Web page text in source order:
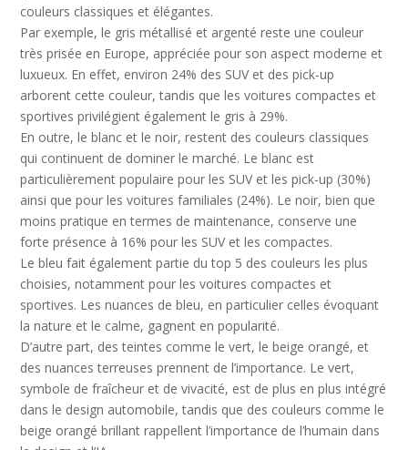
couleurs classiques et élégantes.
Par exemple, le gris métallisé et argenté reste une couleur
très prisée en Europe, appréciée pour son aspect moderne et
luxueux. En effet, environ 24% des SUV et des pick-up
arborent cette couleur, tandis que les voitures compactes et
sportives privilégient également le gris à 29%.
En outre, le blanc et le noir, restent des couleurs classiques
qui continuent de dominer le marché. Le blanc est
particulièrement populaire pour les SUV et les pick-up (30%)
ainsi que pour les voitures familiales (24%). Le noir, bien que
moins pratique en termes de maintenance, conserve une
forte présence à 16% pour les SUV et les compactes.
Le bleu fait également partie du top 5 des couleurs les plus
choisies, notamment pour les voitures compactes et
sportives. Les nuances de bleu, en particulier celles évoquant
la nature et le calme, gagnent en popularité.
D’autre part, des teintes comme le vert, le beige orangé, et
des nuances terreuses prennent de l’importance. Le vert,
symbole de fraîcheur et de vivacité, est de plus en plus intégré
dans le design automobile, tandis que des couleurs comme le
beige orangé brillant rappellent l’importance de l’humain dans